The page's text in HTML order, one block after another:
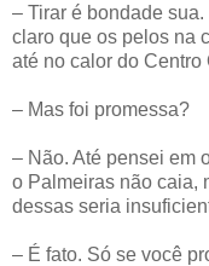
– Tirar é bondade
claro que os pelos na
até no calor do Centro
– Mas foi promessa?
– Não. Até pensei em
o Palmeiras não caia,
dessas seria
– É fato. Só se você